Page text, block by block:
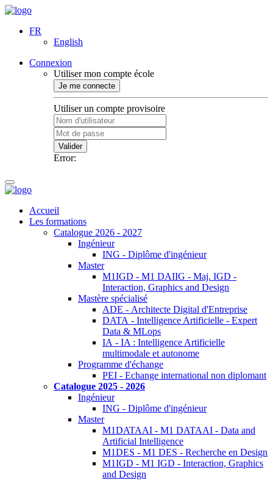
FR
English
Connexion
Utiliser mon compte école
Je me connecte
Utiliser un compte provisoire
Valider
Error:
Accueil
Les formations
Catalogue 2026 - 2027
Ingénieur
ING - Diplôme d'ingénieur
Master
M1IGD - M1 DAIIG - Maj. IGD -
Interaction, Graphics and Design
Mastère spécialisé
ADE - Architecte Digital d'Entreprise
DATA - Intelligence Artificielle - Expert
Data & MLops
IA - IA : Intelligence Artificielle
multimodale et autonome
Programme d'échange
PEI - Echange international non diplomant
Catalogue 2025 - 2026
Ingénieur
ING - Diplôme d'ingénieur
Master
M1DATAAI - M1 DATAAI - Data and
Artificial Intelligence
M1DES - M1 DES - Recherche en Design
M1IGD - M1 IGD - Interaction, Graphics
and Design